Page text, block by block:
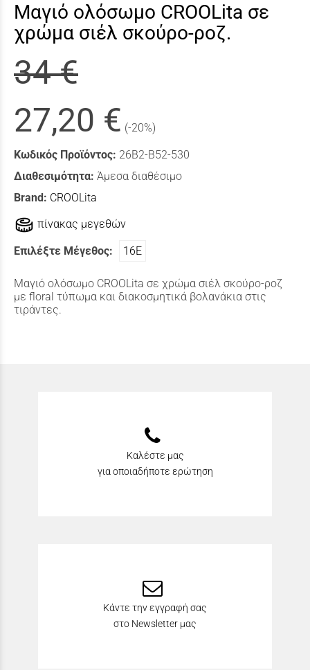
Μαγιό ολόσωμο CROOLita σε
χρώμα σιέλ σκούρο-ροζ.
34 €
27,20 € (-20%)
Κωδικός Προϊόντος: 26B2-B52-530
Διαθεσιμότητα: Άμεσα διαθέσιμο
Brand: CROOLita
πίνακας μεγεθών
Επιλέξτε Μέγεθος: 16Ε
Μαγιό ολόσωμο CROOLita σε χρώμα σιέλ σκούρο-ροζ
με floral τύπωμα και διακοσμητικά βολανάκια στις
τιράντες.
Καλέστε μας
για οποιαδήποτε ερώτηση
Κάντε την εγγραφή σας
στο Newsletter μας